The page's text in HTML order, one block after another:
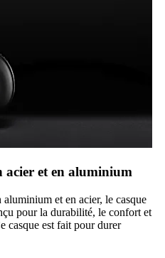
acier et en aluminium
et en acier, le casque
pour la durabilité, le confort et
casque est fait pour durer